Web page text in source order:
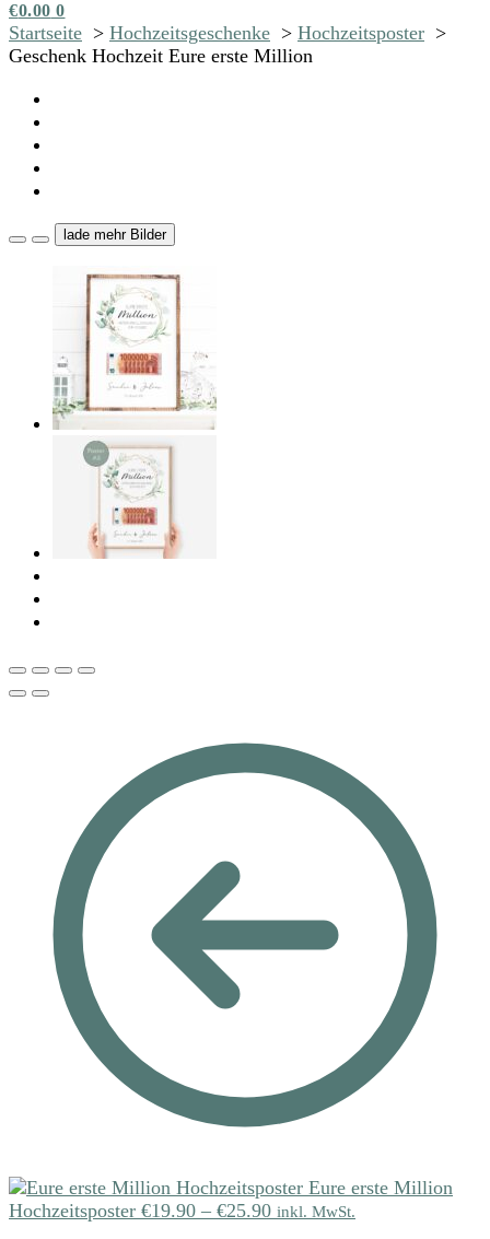
€0.00 0
Startseite Hochzeitsgeschenke
Hochzeitsposter
Geschenk Hochzeit Eure erste Million
lade mehr Bilder
Eure erste Million
Hochzeitsposter €19.90 – €25.90 inkl. MwSt.